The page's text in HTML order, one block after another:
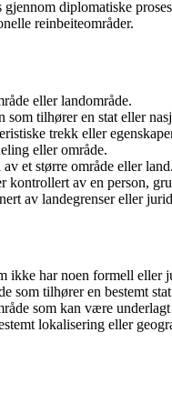
diplomatiske
reinbeiteområder.
eller landområde.
som tilhører en stat eller
trekk eller
eller område.
et større område eller land.
kontrollert av en person,
av landegrenser eller
ikke har noen formell eller
som tilhører en bestemt
som kan være
lokalisering eller